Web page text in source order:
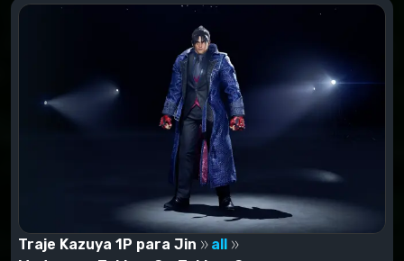
Traje Kazuya 1P para Jin
all